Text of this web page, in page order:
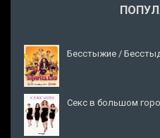
Бесстыжие /
Секс в большом